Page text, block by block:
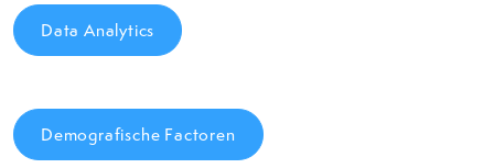
Data Analytics
Demografische Factoren